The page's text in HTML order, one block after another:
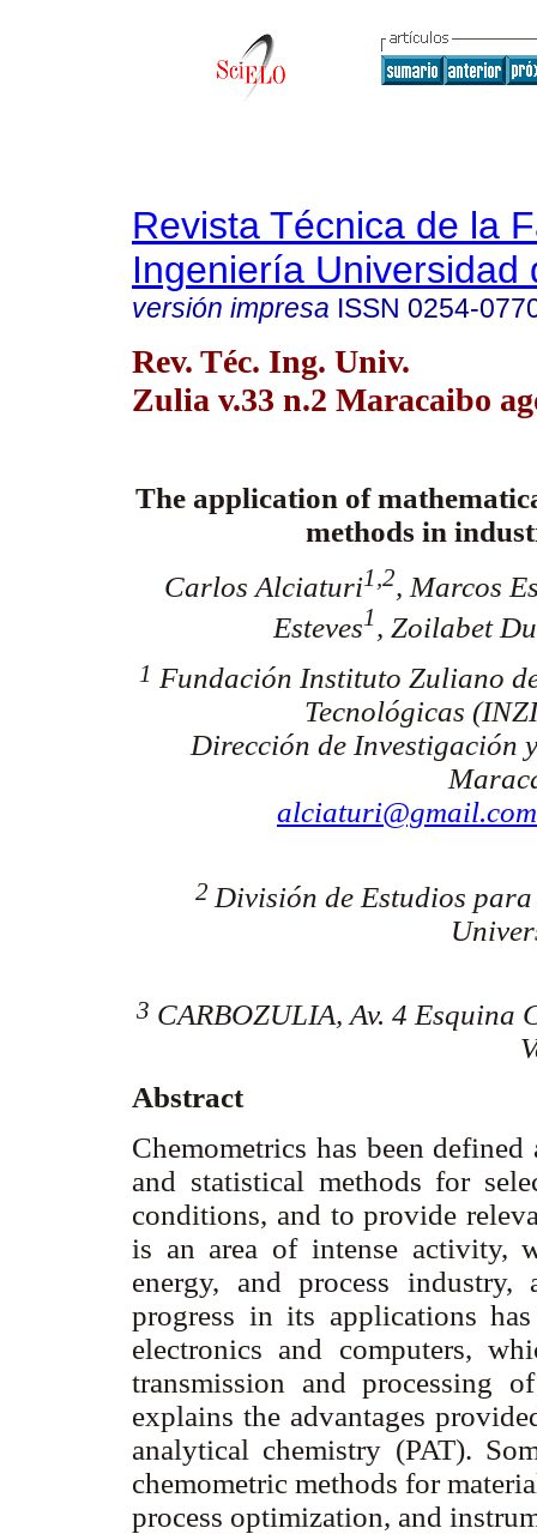
Revista Técnica de la
Ingeniería Universidad
versión impresa ISSN 0254-
Rev. Téc. Ing. Univ.
Zulia v.33 n.2 Maracaibo
The application of
methods in
Carlos Alciaturi1,2, Marcos
Esteves1, Zoilabet
1 Fundación Instituto Zuliano
Tecnológicas
Dirección de Investigación
alciaturi@gmail.com
2 División de Estudios
3 CARBOZULIA, Av. 4
Abstract
Chemometrics has been
and statistical methods for
conditions, and to provide
is an area of intense activity,
energy, and process
progress in its applications
electronics and computers,
transmission and processing
explains the advantages
analytical chemistry (PAT).
chemometric methods for
process optimization, and